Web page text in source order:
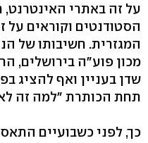
על זה באתרי האינטרנט,
הסטודנטים וקוראים על
המגזרית. חשיבותו של
מכון פוע"ה בירושלים,
שדן בעניין ואף להציג
תחת הכותרת "למה זה
כך, לפני כשבועיים